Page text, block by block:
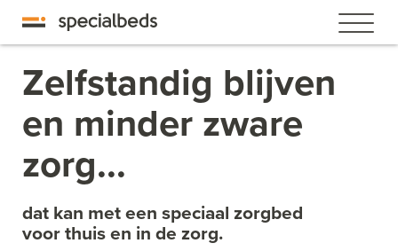
Zelfstandig blijven
en minder zware
zorg...
dat kan met een speciaal zorgbed
voor thuis en in de zorg.